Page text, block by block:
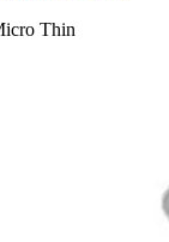
Thin